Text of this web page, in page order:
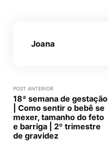
Joana
POST ANTERIOR
18ª semana de gestação
| Como sentir o bebê se
mexer, tamanho do feto
e barriga | 2º trimestre
de gravidez